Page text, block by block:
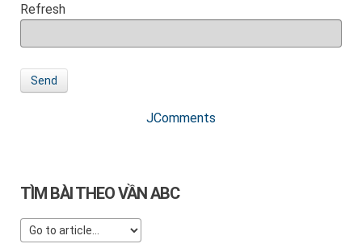
Refresh
Send
JComments
TÌM BÀI THEO VẦN ABC